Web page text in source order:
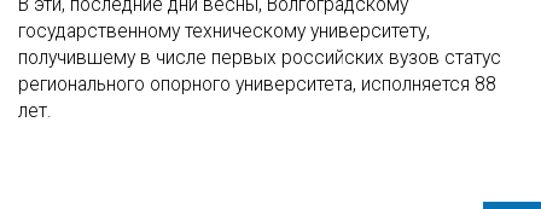
В эти, последние дни весны, Волгоградскому
государственному техническому университету,
получившему в числе первых российских вузов статус
регионального опорного университета, исполняется 88
лет.